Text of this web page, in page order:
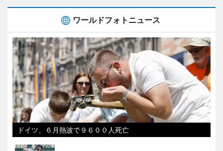
ワールドフォトニュース
ドイツ、６月熱波で９６００人死亡